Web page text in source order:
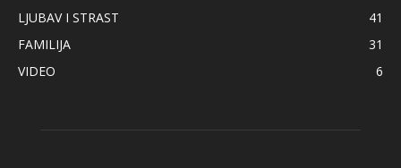
LJUBAV I STRAST
41
FAMILIJA
31
VIDEO
6